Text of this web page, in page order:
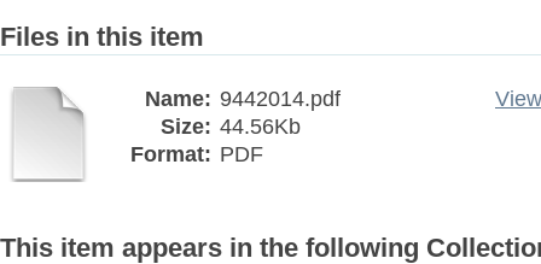
Files in this item
Name: 9442014.pdf
Size: 44.56Kb
Format: PDF
This item appears in the following